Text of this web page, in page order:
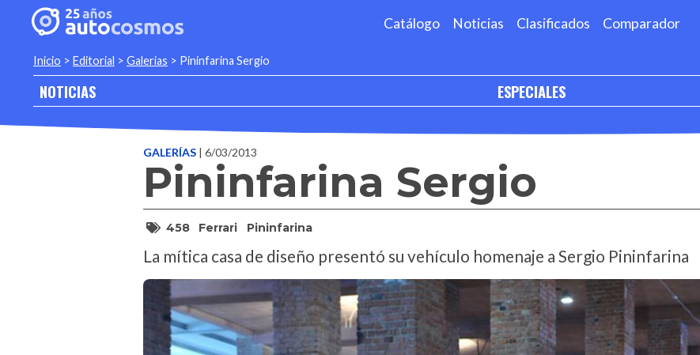
Catálogo Noticias Clasificados Comparador
Inicio > Editorial > Galerias > Pininfarina Sergio
NOTICIAS ESPECIALES
GALERÍAS | 6/03/2013
Pininfarina Sergio
458 Ferrari Pininfarina
La mítica casa de diseño presentó su vehículo homenaje a Sergio Pininfarina